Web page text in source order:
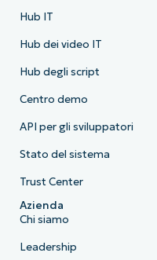
Hub IT
Hub dei video IT
Hub degli script
Centro demo
API per gli sviluppatori
Stato del sistema
Trust Center
Azienda
Chi siamo
Leadership